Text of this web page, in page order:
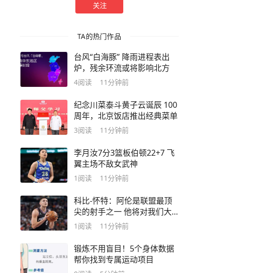
关注
TA的热门作品
台风“白海豚” 降雨进程表出
炉，残余环流或将影响北方
4阅读 11分钟前
纪念川菜泰斗黄子云诞辰 100
周年，北京饭店推出经典菜单
3阅读 11分钟前
李月汝7分3篮板伯顿22+7 飞
翼主场不敌女武神
1 阅读 11分钟前
科比-怀特：阿伦是联盟最顶
尖的射手之一 他将对我们大
有帮助
1 阅读 11分钟前
锻炼不用盲目！5个身体数据
帮你找到专属运动项目